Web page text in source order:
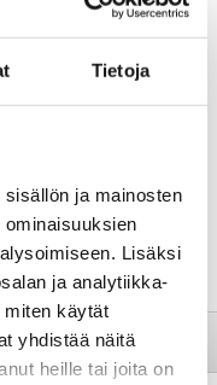
Tietoja
ja mainosten
Lisäksi
ja analytiikka-
miten käytät
yhdistää näitä
heille tai joita on
Njord Go 11kW &
SEINÄKIINNIKE
860,00€
690,00€
ALV 25,5 %